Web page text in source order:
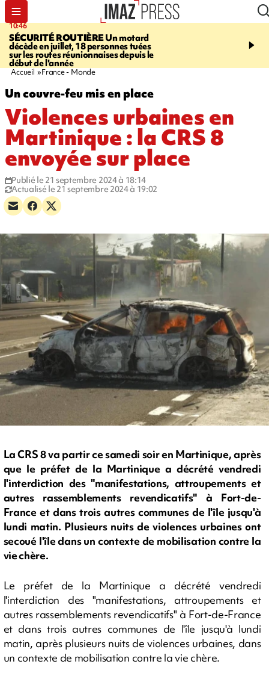
10:46
SÉCURITÉ ROUTIÈREUn motard
décède en juillet, 18 personnes tuées
sur les routes réunionnaises depuis le
début de l'année
13:49
mineurs - un courrier
Accueil France - Monde
Un couvre-feu mis en place
Violences urbaines en
Martinique : la CRS 8
envoyée sur place
Publié le 21 septembre 2024 à 18:14
Actualisé le 21 septembre 2024 à 19:02
La CRS 8 va partir ce samedi soir en Martinique, après
que le préfet de la Martinique a décrété vendredi
l'interdiction des "manifestations, attroupements et
autres rassemblements revendicatifs" à Fort-de-
France et dans trois autres communes de l'île jusqu'à
lundi matin. Plusieurs nuits de violences urbaines ont
secoué l'île dans un contexte de mobilisation contre la
vie chère.
Le préfet de la Martinique a décrété vendredi
l'interdiction des "manifestations, attroupements et
autres rassemblements revendicatifs" à Fort-de-France
et dans trois autres communes de l'île jusqu'à lundi
matin, après plusieurs nuits de violences urbaines, dans
un contexte de mobilisation contre la vie chère.